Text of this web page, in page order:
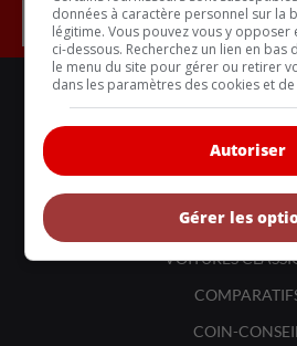
LIENS UTILES
ACTUALITÉS
BANCS D'ESSAIS
VOITURES
VOITURES
COIN-CONSEIL
données à caractère personnel sur la
légitime. Vous pouvez vous y
ci-dessous. Recherchez un lien en bas
le menu du site pour gérer ou retirer
dans les paramètres des cookies et
Autoriser
Gérer les